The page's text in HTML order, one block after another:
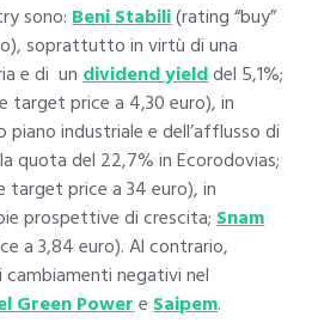
sono:Beni Stabili(rating “buy”
soprattutto in virtù di una
e di undividend yielddel 5,1%;
target price a 4,30 euro), in
piano industriale e dell’afflusso di
quota del 22,7% in Ecorodovias;
target price a 34 euro), in
prospettive di crescita;Snam
a 3,84 euro). Al contrario,
negativi nel
Green PowereSaipem.